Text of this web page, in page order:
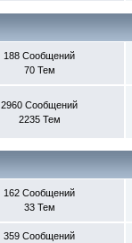
188 Сообщений
70 Тем
2960 Сообщений
2235 Тем
162 Сообщений
33 Тем
359 Сообщений